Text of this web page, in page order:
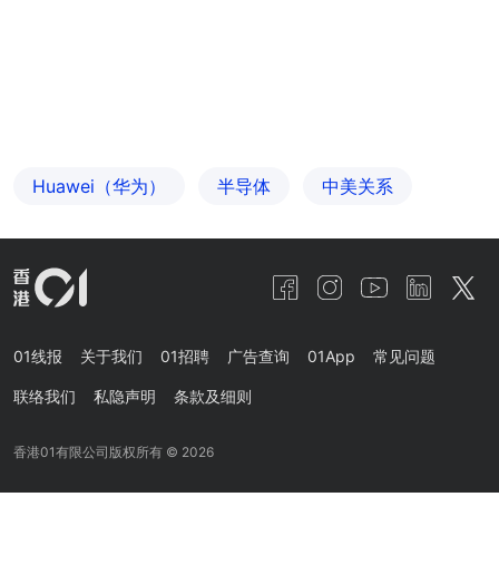
Huawei（华为） 半导体 中美关系
01线报 关于我们 01招聘 广告查询 01App 常见问题
联络我们 私隐声明 条款及细则
香港01有限公司版权所有 © 2026